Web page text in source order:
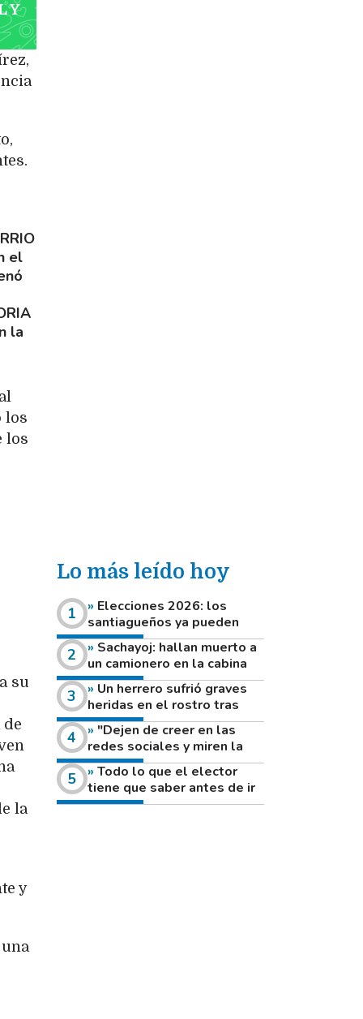
Y
el
la
los
los
su
la
y
Lo más leído hoy
Elecciones 2026: los
santiagueños ya pueden
consultar dónde votan este
domingo
Sachayoj: hallan muerto a
un camionero en la cabina
de su vehículo a la vera de
un camino rural
Un herrero sufrió graves
heridas en el rostro tras
reventar el disco de una
amoladora
"Dejen de creer en las
redes sociales y miren la
heladera de sus casas": el
fuerte mensaje de una joven
que votó por primera vez
Todo lo que el elector
tiene que saber antes de ir
a votar este domingo